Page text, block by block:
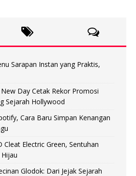
Sarapan Instan yang Praktis,
Day Cetak Rekor Promosi
Sejarah Hollywood
Cara Baru Simpan Kenangan
Cleat Electric Green, Sentuhan
Glodok: Dari Jejak Sejarah